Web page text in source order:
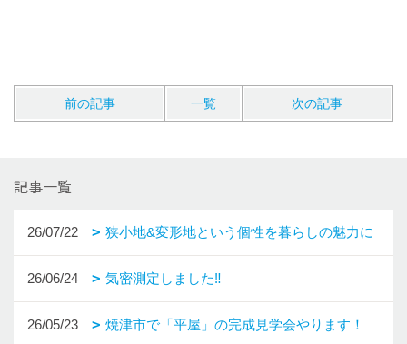
前の記事 一覧 次の記事
記事一覧
26/07/22 狭小地&変形地という個性を暮らしの魅力に
26/06/24 気密測定しました‼
26/05/23 焼津市で「平屋」の完成見学会やります！